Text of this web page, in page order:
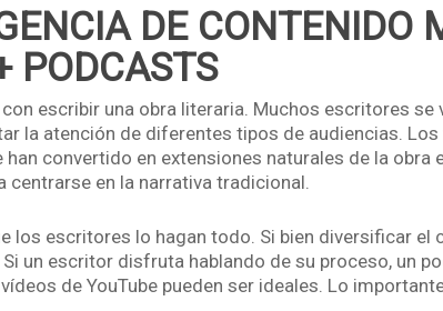
DE CONTENIDO
PODCASTS
escribir una obra literaria. Muchos escritores
la atención de diferentes tipos de audiencias. Los
convertido en extensiones naturales de la
centrarse en la narrativa tradicional.
los escritores lo hagan todo. Si bien diversificar
un escritor disfruta hablando de su proceso, un
de YouTube pueden ser ideales. Lo